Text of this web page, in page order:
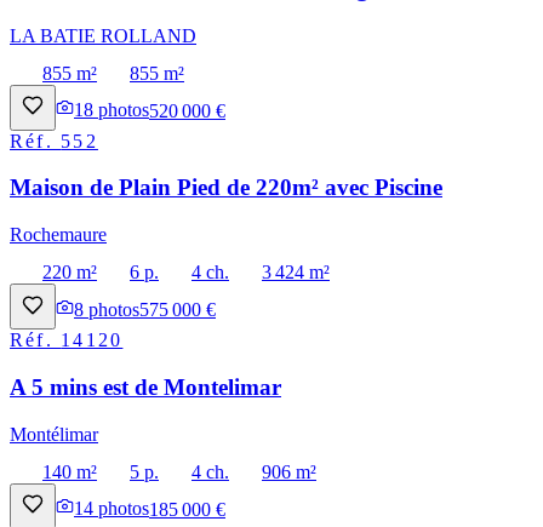
LA BATIE ROLLAND
855 m²
855 m²
18 photos520 000 €
Réf. 552
Maison de Plain Pied de 220m² avec Piscine
Rochemaure
220 m²
6 p. 4 ch.
3 424 m²
8 photos575 000 €
Réf. 14120
A 5 mins est de Montelimar
Montélimar
140 m²
5 p. 4 ch.
906 m²
14 photos185 000 €